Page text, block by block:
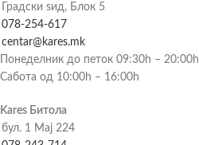
Градски ѕид, Блок 5
078-254-617
centar@kares.mk
Понеделник до петок 09:30h – 20:00h
Сабота од 10:00h – 16:00h
Kares Битола
бул. 1 Мај 224